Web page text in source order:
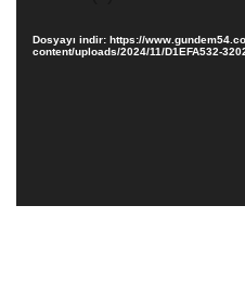
Dosyayı indir: https://
content/uploads/2024/11/D1EFA532-